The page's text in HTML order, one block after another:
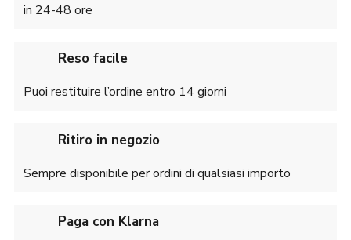
in 24-48 ore
Reso facile
Puoi restituire l’ordine entro 14 giorni
Ritiro in negozio
Sempre disponibile per ordini di qualsiasi importo
Paga con Klarna